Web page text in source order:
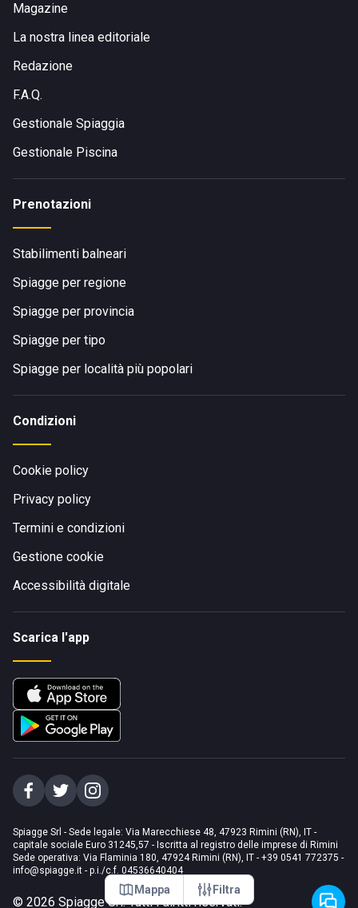
Mappa Filtra
Magazine
La nostra linea editoriale
Redazione
F.A.Q.
Gestionale Spiaggia
Gestionale Piscina
Prenotazioni
Stabilimenti balneari
Spiagge per regione
Spiagge per provincia
Spiagge per tipo
Spiagge per località più popolari
Condizioni
Cookie policy
Privacy policy
Termini e condizioni
Gestione cookie
Accessibilità digitale
Scarica l'app
Spiagge Srl - Sede legale: Via Marecchiese 48, 47923 Rimini (RN), IT -
capitale sociale Euro 31245,57 - Iscritta al registro delle imprese di Rimini
Sede operativa: Via Flaminia 180, 47924 Rimini (RN), IT - +39 0541 772375 -
info@spiagge.it - p.i./c.f. 04536640404
© 2026 Spiagge Srl. Tutti i diritti riservati.